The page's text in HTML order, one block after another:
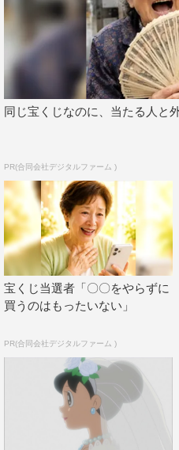
同じ宝くじなのに、当たる人と
PR(合同会社デジタルファーム )
宝くじ当選者「〇〇をやらずに
買うのはもったいない」
PR(合同会社デジタルファーム )